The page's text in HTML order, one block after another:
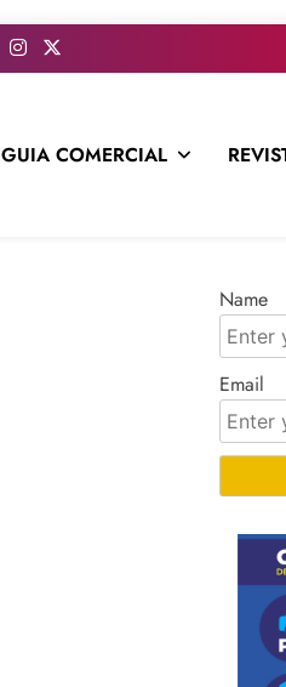
GUIA COMERCIAL
Name
Email